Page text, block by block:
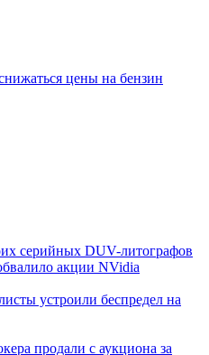
цены на бензин
серийных DUV-литографов
акции NVidia
устроили беспредел на
продали с аукциона за